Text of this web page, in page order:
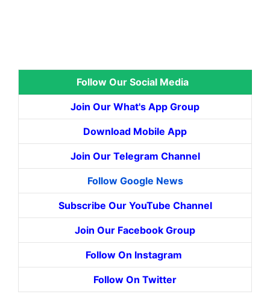
Follow Our Social Media
Join Our What's App Group
Download Mobile App
Join Our Telegram Channel
Follow Google News
Subscribe Our YouTube Channel
Join Our Facebook Group
Follow On Instagram
Follow On Twitter